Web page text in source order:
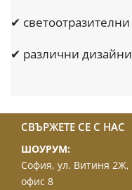
✔
✔ различни
СВЪРЖЕТЕ СЕ С НАС
ШОУРУМ:
София, ул. Витиня 2Ж,
офис 8